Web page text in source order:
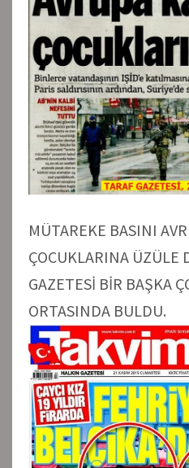
MÜTAREKE BASINI
ÇOCUKLARINA ÜZÜLE
GAZETESİ BİR BAŞKA
ORTASINDA BULDU.